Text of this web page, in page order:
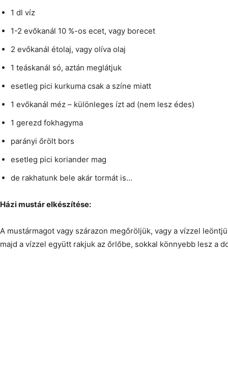
1 dl víz
1-2 evőkanál 10 %-os ecet, vagy borecet
2 evőkanál étolaj, vagy olíva olaj
1 teáskanál só, aztán meglátjuk
esetleg pici kurkuma csak a színe miatt
1 evőkanál méz – különleges ízt ad (nem lesz édes)
1 gerezd fokhagyma
parányi őrölt bors
esetleg pici koriander mag
de rakhatunk bele akár tormát is…
Házi mustár elkészítése:
A mustármagot vagy szárazon megőröljük, vagy a vízzel
majd a vízzel együtt rakjuk az őrlőbe, sokkal könnyebb lesz a